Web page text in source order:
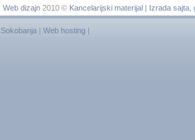
Web dizajn2010 © Kancelarijski materijal| Izrada sajta,
Sokobanja | Web hosting |